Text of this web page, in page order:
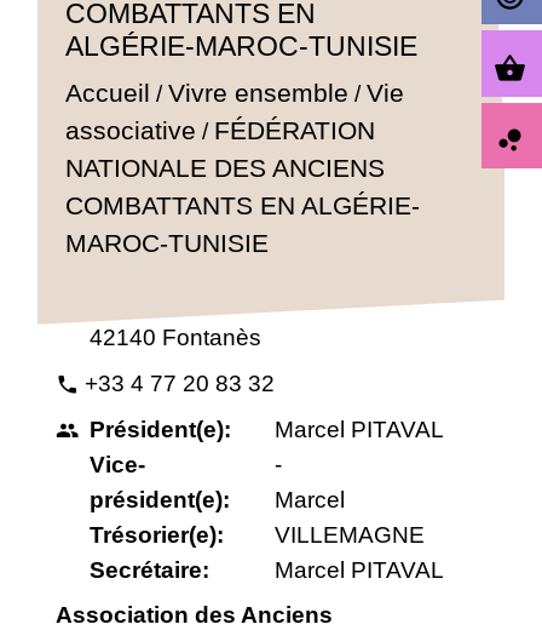
COMBATTANTS EN
ALGÉRIE-MAROC-TUNISIE
Accueil /Vivre ensemble /Vie
associative / FÉDÉRATION
NATIONALE DES ANCIENS
COMBATTANTS EN ALGÉRIE-
MAROC-TUNISIE
Anciens combattants / Souvenir
42140 Fontanès
phone +33 4 77 20 83 32
people Président(e):
Vice-
président(e):
Trésorier(e):
Secrétaire:
Marcel PITAVAL
-
Marcel
VILLEMAGNE
Marcel PITAVAL
Association des Anciens
shopping_basket
bubble_chart